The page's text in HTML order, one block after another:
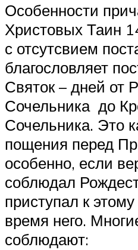
Особенности
Христовых Таин
с отсутсвием
благословляет
Святок – дней от
Сочельника до
Сочельника. Это
пощения перед
особенно, если
соблюдал
приступал к
время него.
соблюдают: